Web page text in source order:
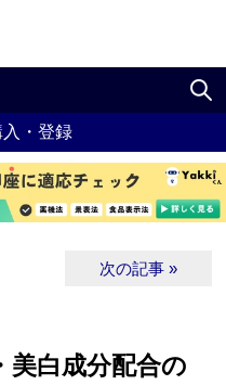
・登録
次の記事 »
美白成分配合の